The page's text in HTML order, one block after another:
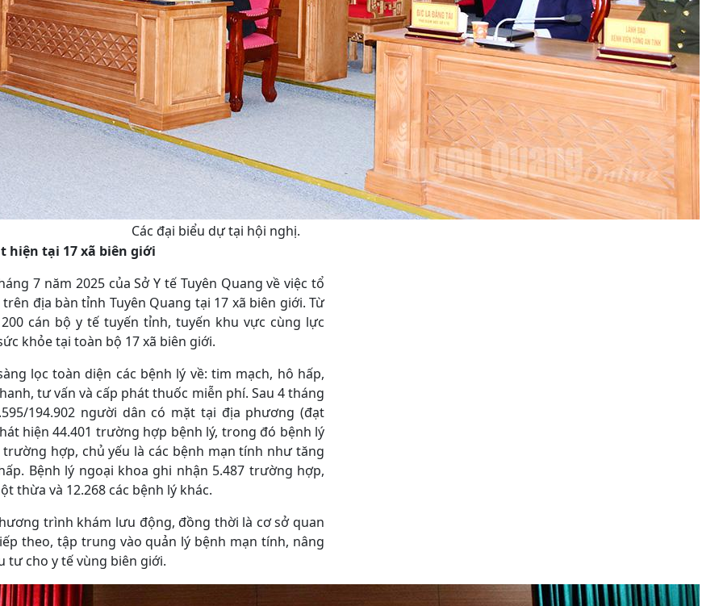
Các đại biểu dự tại hội nghị.
hiện tại 17 xã biên giới
7 năm 2025 của Sở Y tế Tuyên Quang về việc tổ
địa bàn tỉnh Tuyên Quang tại 17 xã biên giới. Từ
cán bộ y tế tuyến tỉnh, tuyến khu vực cùng lực
khỏe tại toàn bộ 17 xã biên giới.
lọc toàn diện các bệnh lý về: tim mạch, hô hấp,
tư vấn và cấp phát thuốc miễn phí. Sau 4 tháng
194.902 người dân có mặt tại địa phương (đạt
hiện 44.401 trường hợp bệnh lý, trong đó bệnh lý
hợp, chủ yếu là các bệnh mạn tính như tăng
Bệnh lý ngoại khoa ghi nhận 5.487 trường hợp,
thừa và 12.268 các bệnh lý khác.
trình khám lưu động, đồng thời là cơ sở quan
theo, tập trung vào quản lý bệnh mạn tính, nâng
tư cho y tế vùng biên giới.